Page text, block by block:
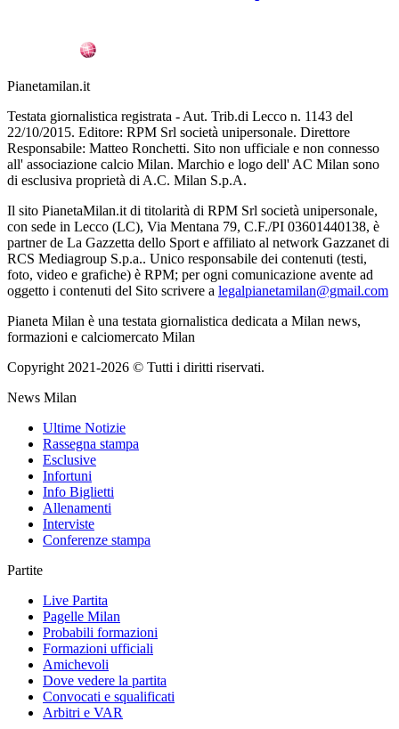
Pianetamilan.it
Testata giornalistica registrata - Aut. Trib.di Lecco n. 1143 del
22/10/2015. Editore: RPM Srl società unipersonale. Direttore
Responsabile: Matteo Ronchetti. Sito non ufficiale e non connesso
all' associazione calcio Milan. Marchio e logo dell' AC Milan sono
di esclusiva proprietà di A.C. Milan S.p.A.
Il sito PianetaMilan.it di titolarità di RPM Srl società unipersonale,
con sede in Lecco (LC), Via Mentana 79, C.F./PI 03601440138, è
partner de La Gazzetta dello Sport e affiliato al network Gazzanet di
RCS Mediagroup S.p.a.. Unico responsabile dei contenuti (testi,
foto, video e grafiche) è RPM; per ogni comunicazione avente ad
oggetto i contenuti del Sito scrivere a legalpianetamilan@gmail.com
Pianeta Milan è una testata giornalistica dedicata a Milan news,
formazioni e calciomercato Milan
Copyright 2021-2026 © Tutti i diritti riservati.
News Milan
Ultime Notizie
Rassegna stampa
Esclusive
Infortuni
Info Biglietti
Allenamenti
Interviste
Conferenze stampa
Partite
Live Partita
Pagelle Milan
Probabili formazioni
Formazioni ufficiali
Amichevoli
Dove vedere la partita
Convocati e squalificati
Arbitri e VAR